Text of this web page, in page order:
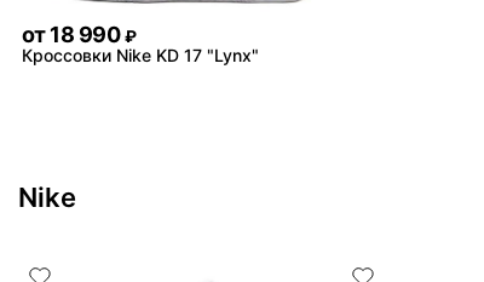
от18 990 ₽
Кроссовки Nike KD 17 "Lynx"
Nike